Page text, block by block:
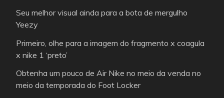
Seu melhor visual ainda para a bota de mergulho
Yeezy
Primeiro, olhe para a imagem do fragmento x coagula
x nike 1 ‘preto’
Obtenha um pouco de Air Nike no meio da venda no
meio da temporada do Foot Locker